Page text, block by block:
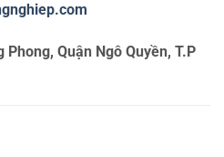
Quận Ngô Quyền, T.P